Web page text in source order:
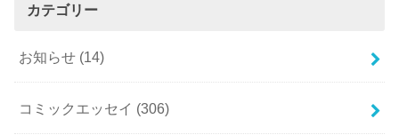
カテゴリー
お知らせ (14)
コミックエッセイ (306)